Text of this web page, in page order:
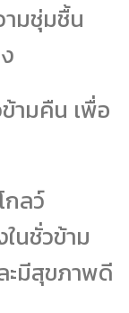
ามชุ่มชื้น
ามคืน เพื่อ
กลว์
นชั่วข้าม
มีสุขภาพดี